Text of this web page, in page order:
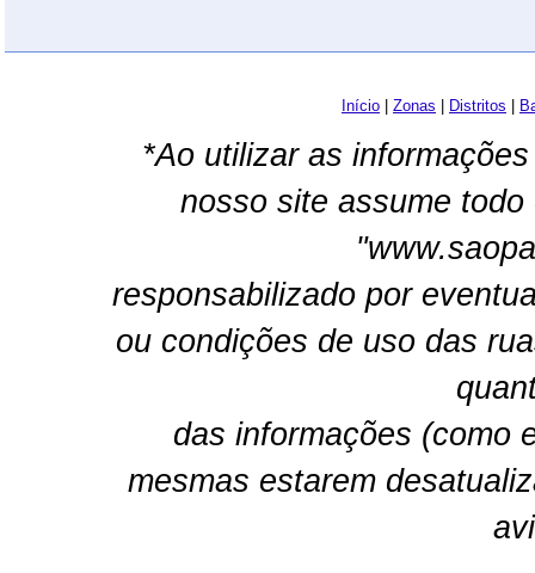
Início Zonas Distritos
*Ao utilizar as
nosso site assume
responsabilizado por
ou condições de uso das
das informações (como
mesmas estarem